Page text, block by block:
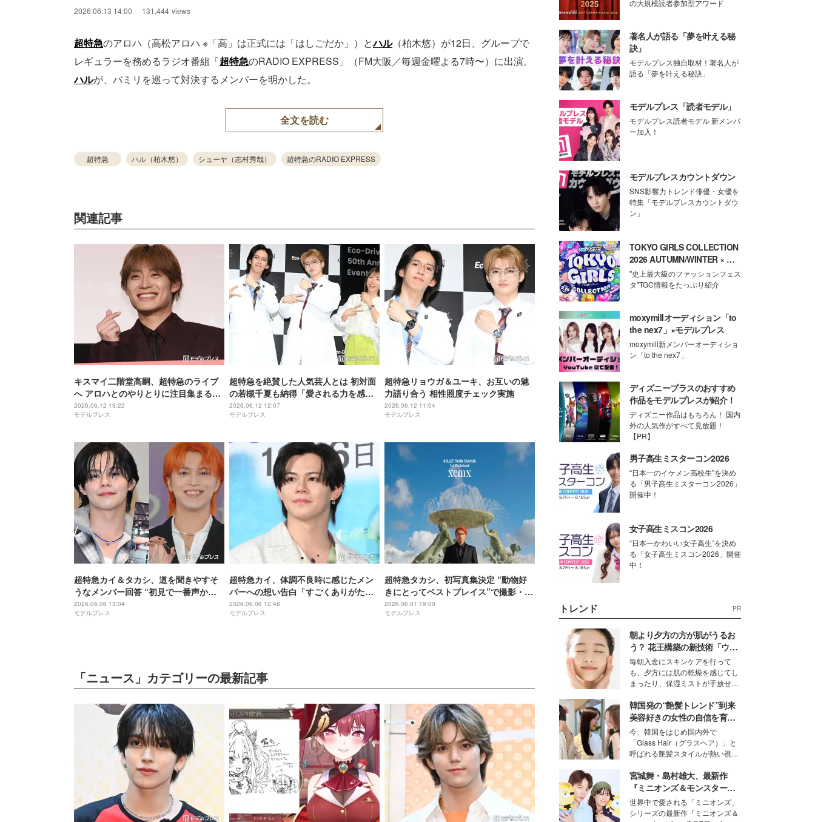
2026.06.13 14:00 131,444 views
超特急のアロハ（高松アロハ ※「高」は正式には「はしごだか」）とハル（柏木悠）が12日、グループで
レギュラーを務めるラジオ番組「超特急のRADIO EXPRESS」（FM大阪／毎週金曜よる7時〜）に出演。
ハルが、バミリを巡って対決するメンバーを明かした。
全文を読む
超特急 ハル（柏木悠） シューヤ（志村秀哉） 超特急のRADIO EXPRESS
関連記事
キスマイ二階堂高嗣、超特急のライブ
へ アロハとのやりとりに注目集まる
「樹からの返信尊い」「絡みありがた
い」
2026.06.12 19:22
モデルプレス
超特急を絶賛した人気芸人とは 初対面
の若槻千夏も納得「愛される力を感じ
ました」
2026.06.12 12:07
モデルプレス
超特急リョウガ＆ユーキ、お互いの魅
力語り合う 相性照度チェック実施
2026.06.12 11:04
モデルプレス
超特急カイ＆タカシ、道を聞きやすそ
うなメンバー回答 “初見で一番声かけ
づらい”のは？
2026.06.06 13:04
モデルプレス
超特急カイ、体調不良時に感じたメン
バーへの想い告白「すごくありがたか
った」
2026.06.06 12:48
モデルプレス
超特急タカシ、初写真集決定 “動物好
きにとってベストプレイス”で撮影・全
衣装セルフコーディネート【BULLET
TRAIN TAKASHI 1st Photobook
2026.06.01 19:00
モデルプレス
「ニュース」カテゴリーの最新記事
の大規模読者参加型アワード
著名人が語る「夢を叶える秘
訣」
モデルプレス独自取材！著名人が
語る「夢を叶える秘訣」
モデルプレス「読者モデル」
モデルプレス読者モデル 新メンバ
ー加入！
モデルプレスカウントダウン
SNS影響力トレンド俳優・女優を
特集「モデルプレスカウントダウ
ン」
TOKYO GIRLS COLLECTION
2026 AUTUMN/WINTER × モ
デルプレス
"史上最大級のファッションフェス
タ"TGC情報をたっぷり紹介
moxymillオーディション「to
the nex7」×モデルプレス
moxymill新メンバーオーディショ
ン「to the nex7」
ディズニープラスのおすすめ
作品をモデルプレスが紹介！
ディズニー作品はもちろん！ 国内
外の人気作がすべて見放題！
【PR】
男子高生ミスターコン2026
“日本一のイケメン高校生”を決め
る「男子高生ミスターコン2026」
開催中！
女子高生ミスコン2026
“日本一かわいい女子高生”を決め
る「女子高生ミスコン2026」開催
中！
トレンド PR
朝より夕方の方が肌がうるお
う？ 花王構築の新技術「ウォ
ーターキャプチャリングスキ
ン（捕水肌）」がスキンケア
の常識を変える予感
毎朝入念にスキンケアを行って
も、夕方には肌の乾燥を感じてし
まったり、保湿ミストが手放せな
な美容の常識を大きく変える可能
性を秘めた、革新的な「Water
Capturing Skin（ウォーターキャ
プチャリングスキン：捕水肌）」
技術を、花王が構築した。
韓国発の“艶髪トレンド”到来
美容好きの女性の自信を育む
「ヘアケア事情」って？
今、韓国をはじめ国内外で
「Glass Hair（グラスヘア）」と
呼ばれる艶髪スタイルが熱い視線
ションの完成度を高めるベースと
して、“髪そのものの美しさ”に改
めて注目する人が増えている様
子。今回は、そんな憧れの艶やか
な髪を日常で叶える、美容好きの
宮城舞・島村雄大、最新作
『ミニオンズ＆モンスター
ズ』の魅力熱弁 ハチャメチャ
だけじゃない“友情と絆”に感
世界中で愛される「ミニオンズ」
シリーズの最新作『ミニオンズ＆